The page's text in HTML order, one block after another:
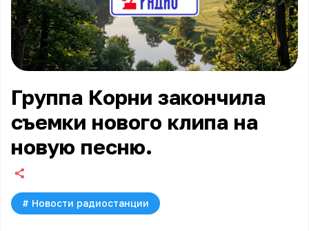
Группа Корни закончила
съемки нового клипа на
новую песню.
# Новости радиостанции